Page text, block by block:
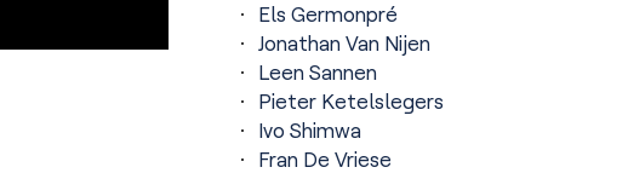
Els Germonpré
Jonathan Van Nijen
Leen Sannen
Pieter Ketelslegers
Ivo Shimwa
Fran De Vriese